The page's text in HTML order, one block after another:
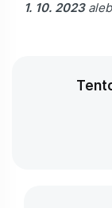
1. 10. 2023